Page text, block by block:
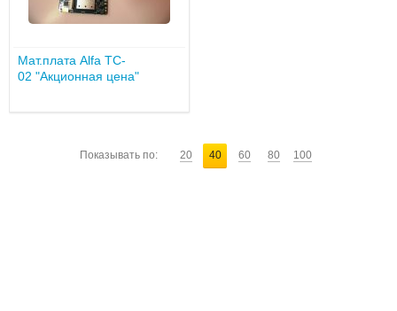
Мат.плата Alfa TC-
02 "Акционная цена"
Показывать по: 20 40 60 80 100